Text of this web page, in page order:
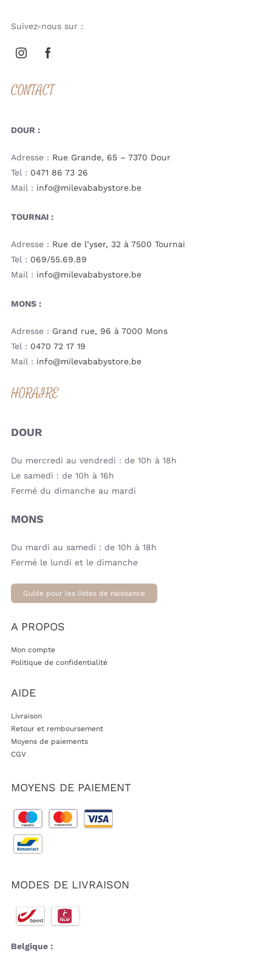
Suivez-nous sur :
CONTACT
DOUR :
Adresse : Rue Grande, 65 – 7370 Dour
Tel : 0471 86 73 26
Mail : info@milevababystore.be
TOURNAI :
Adresse : Rue de l’yser, 32 à 7500 Tournai
Tel : 069/55.69.89
Mail : info@milevababystore.be
MONS :
Adresse : Grand rue, 96 à 7000 Mons
Tel : 0470 72 17 19
Mail : info@milevababystore.be
HORAIRE
DOUR
Du mercredi au vendredi : de 10h à 18h
Le samedi : de 10h à 16h
Fermé du dimanche au mardi
MONS
Du mardi au samedi : de 10h à 18h
Fermé le lundi et le dimanche
Guide pour les listes de naissance
A PROPOS
Mon compte
Politique de confidentialité
AIDE
Livraison
Retour et remboursement
Moyens de paiements
CGV
MOYENS DE PAIEMENT
MODES DE LIVRAISON
Belgique :